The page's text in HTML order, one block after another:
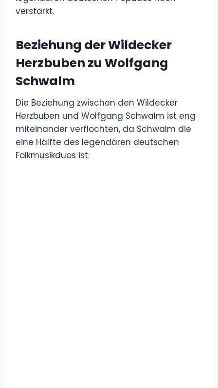
verstärkt.
Beziehung der Wildecker
Herzbuben zu Wolfgang
Schwalm
Die Beziehung zwischen den Wildecker
Herzbuben und Wolfgang Schwalm ist eng
miteinander verflochten, da Schwalm die
eine Hälfte des legendären deutschen
Folkmusikduos ist.